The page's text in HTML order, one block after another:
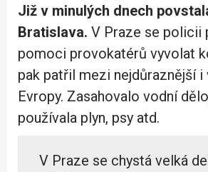
Již v minulých dnech
Bratislava. V Praze se policii
pomoci provokatérů vyvolat
pak patřil mezi nejdůraznější i
Evropy. Zasahovalo vodní
používala plyn, psy atd.
V Praze se chystá velká